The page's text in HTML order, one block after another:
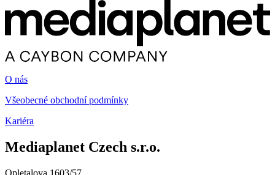
O nás
Všeobecné obchodní podmínky
Kariéra
Mediaplanet Czech s.r.o.
Opletalova 1603/57